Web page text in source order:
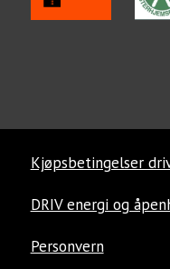
Kjøpsbetingelser
DRIV energi og
Personvern